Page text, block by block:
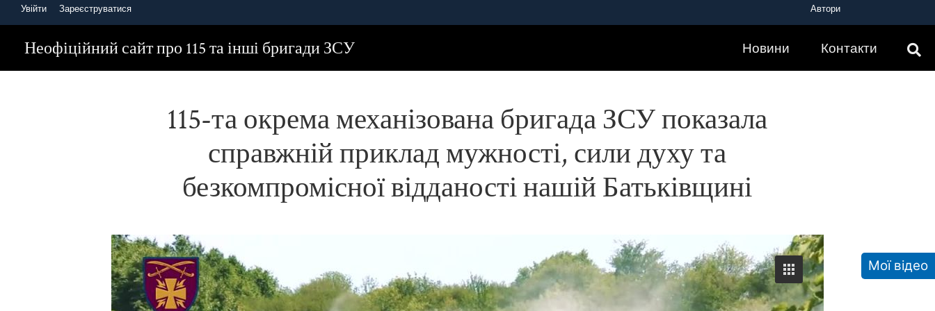
Увійти Зареєструватися Автори
Неофіційний сайт про 115 та інші бригади ЗСУ Новини Контакти
Головна Будні 115 бригади 115-та окрема механізована бригада ЗСУ показала справжній приклад мужності, сили духу та безкомпромісної відданості нашій Батьківщині
115-та окрема механізована бригада ЗСУ показала
справжній приклад мужності, сили духу та
безкомпромісної відданості нашій Батьківщині
Мої відео